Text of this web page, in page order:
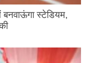
बनवाऊंगा स्टेडियम,